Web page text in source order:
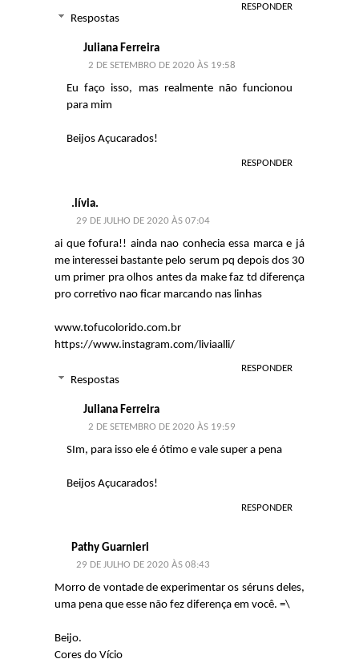
RESPONDER
Respostas
Juliana Ferreira
2 DE SETEMBRO DE 2020 ÀS 19:58
Eu faço isso, mas realmente não funcionou
para mim
Beijos Açucarados!
RESPONDER
.lívia.
29 DE JULHO DE 2020 ÀS 07:04
ai que fofura!! ainda nao conhecia essa marca e já
me interessei bastante pelo serum pq depois dos 30
um primer pra olhos antes da make faz td diferença
pro corretivo nao ficar marcando nas linhas
www.tofucolorido.com.br
https://www.instagram.com/liviaalli/
RESPONDER
Respostas
Juliana Ferreira
2 DE SETEMBRO DE 2020 ÀS 19:59
SIm, para isso ele é ótimo e vale super a pena
Beijos Açucarados!
RESPONDER
Pathy Guarnieri
29 DE JULHO DE 2020 ÀS 08:43
Morro de vontade de experimentar os séruns deles,
uma pena que esse não fez diferença em você. =\
Beijo.
Cores do Vício